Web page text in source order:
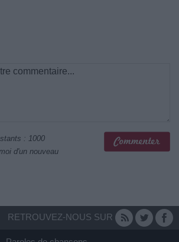
: 1000
d'un nouveau
RETROUVEZ-NOUS SUR